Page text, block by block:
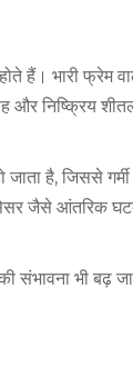
हैं। भारी फ्रेम
और निष्क्रिय
जाता है, जिससे
जैसे आंतरिक
भी बढ़